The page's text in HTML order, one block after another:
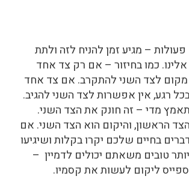
– מגיע זמן להניח לזה ולתת
כמו בחיזור – אם רק צד אחד
מקום לצד השני להתקרב. אם צד אחד
רגע, אין אפשרות לצד השני להגיב.
מדי – זה חונק את הצד השני.
הראשון, והיקום הוא הצד השני. אם
בחיים שלכם יקרו בקלות ושיגיעו
טובים משאתם יכולים לדמיין –
ליקום לעשות את קסמיו.